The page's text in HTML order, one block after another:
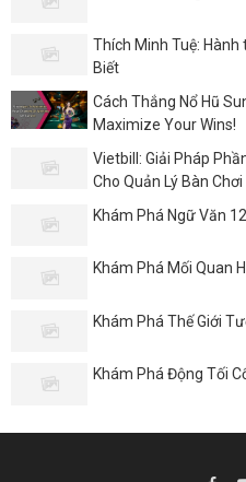
Thích Minh Tuệ: Hành
Biết
Cách Thắng Nổ Hũ
Maximize Your Wins!
Vietbill: Giải Pháp
Cho Quản Lý Bàn Chơi
Khám Phá Ngữ Văn
Khám Phá Mối Quan
Khám Phá Thế Giới
Khám Phá Động Tối